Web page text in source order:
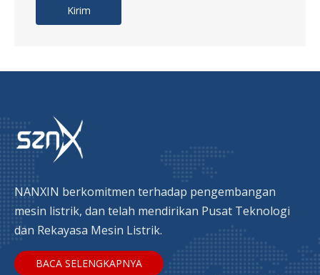
Kirim
NANXIN berkomitmen terhadap pengembangan
mesin listrik, dan telah mendirikan Pusat Teknologi
dan Rekayasa Mesin Listrik.
BACA SELENGKAPNYA